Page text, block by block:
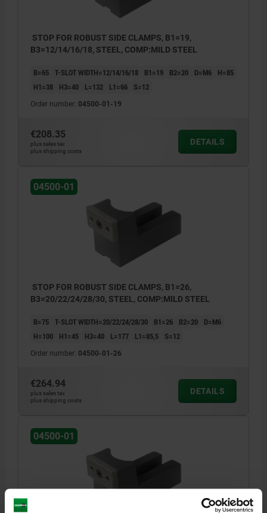
STOP FOR ROBUST SIDE CLAMPS, B1=19,
B3=12/14/16/18, STEEL, COMP:MILD STEEL
B=65 T-SLOT WIDTH=12/14/16/18 B1=19 B2=20 D=M6
H=85
H1=38
H3=40 L=132 L1=66 S=12
Order number: 04500-01-19
€208.35
plus sales tax
plus shipping costs
DETAILS
04500-01
STOP FOR ROBUST SIDE CLAMPS, B1=26,
B3=20/22/24/28/30, STEEL, COMP:MILD STEEL
B=75 T-SLOT WIDTH=20/22/24/28/30 B1=26 B2=20
D=M6
H=100
H1=45 H3=40 L=177 L1=85,5 S=12
Order number: 04500-01-26
€264.94
plus sales tax
plus shipping costs
DETAILS
04500-01